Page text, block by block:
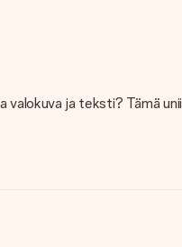
ja teksti? Tämä